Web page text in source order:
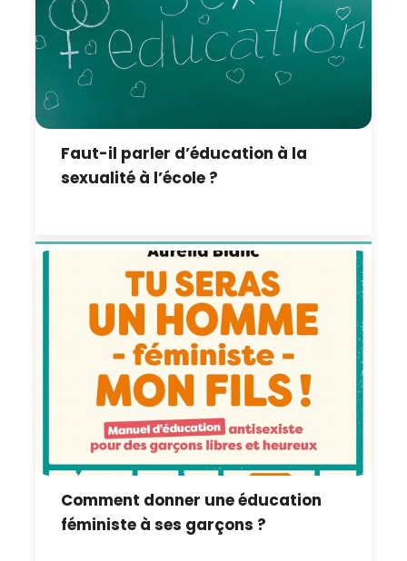
Faut-il parler d’éducation à la
sexualité à l’école ?
Comment donner une éducation
féministe à ses garçons ?